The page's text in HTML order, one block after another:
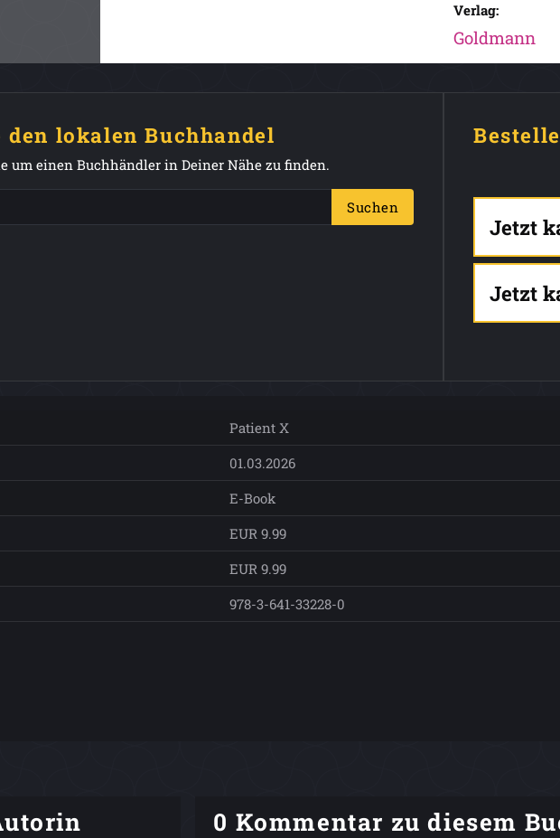
Verlag:
Goldmann
lokalen Buchhandel
um einen Buchhändler in Deiner Nähe zu finden.
Suchen
Jetzt
Jetzt
Patient X
01.03.2026
E-Book
EUR 9.99
EUR 9.99
978-3-641-33228-0
0 Kommentar zu diesem